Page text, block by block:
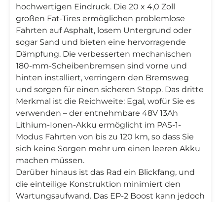
hochwertigen Eindruck. Die 20 x 4,0 Zoll
großen Fat-Tires ermöglichen problemlose
Fahrten auf Asphalt, losem Untergrund oder
sogar Sand und bieten eine hervorragende
Dämpfung. Die verbesserten mechanischen
180-mm-Scheibenbremsen sind vorne und
hinten installiert, verringern den Bremsweg
und sorgen für einen sicheren Stopp. Das dritte
Merkmal ist die Reichweite: Egal, wofür Sie es
verwenden – der entnehmbare 48V 13Ah
Lithium-Ionen-Akku ermöglicht im PAS-1-
Modus Fahrten von bis zu 120 km, so dass Sie
sich keine Sorgen mehr um einen leeren Akku
machen müssen.
Darüber hinaus ist das Rad ein Blickfang, und
die einteilige Konstruktion minimiert den
Wartungsaufwand. Das EP-2 Boost kann jedoch